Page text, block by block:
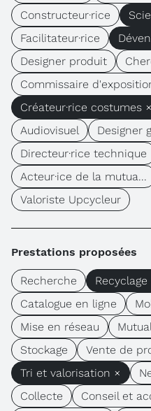
Constructeur·rice
Facilitateur·rice
Designer produit
Commissaire
Créateur·rice costumes ×
Audiovisuel
Designer
Directeur·rice technique
Acteur·ice de la mutua...
Valoriste Upcycleur
Prestations proposées
Recherche Recyclage
Catalogue en ligne
Mise en réseau
Stockage
Vente de
Tri et valorisation ×
Collecte
Conseil et